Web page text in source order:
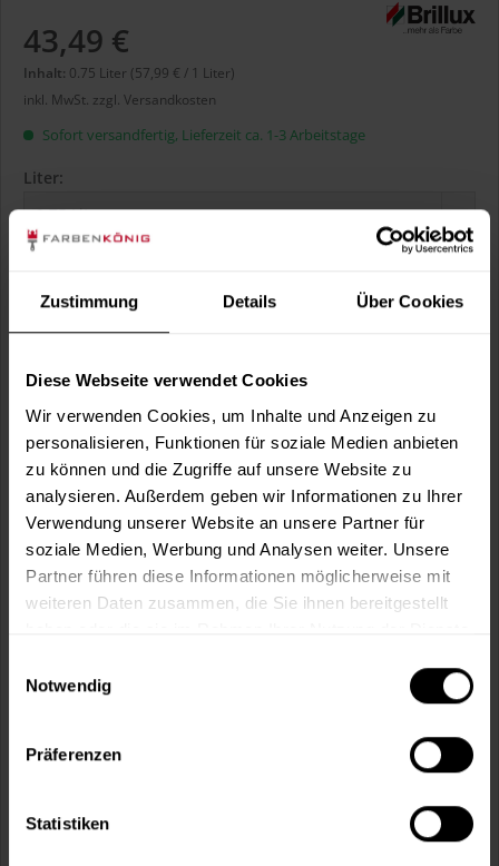
Zustimmung Details Über Cookies
Diese Webseite verwendet Cookies
Wir verwenden Cookies, um Inhalte und Anzeigen zu
personalisieren, Funktionen für soziale Medien anbieten
zu können und die Zugriffe auf unsere Website zu
analysieren. Außerdem geben wir Informationen zu Ihrer
Verwendung unserer Website an unsere Partner für
soziale Medien, Werbung und Analysen weiter. Unsere
Partner führen diese Informationen möglicherweise mit
weiteren Daten zusammen, die Sie ihnen bereitgestellt
Notwendig
Präferenzen
Statistiken
43,49 €
Inhalt: 0.75 Liter (57,99 € / 1 Liter)
inkl. MwSt. zzgl. Versandkosten
Sofort versandfertig, Lieferzeit ca. 1-3 Arbeitstage
Liter:
Wie viele m² wollen Sie bearbeiten?
m²
In den Warenkorb
Merken Fragen zum Artikel?
Artikel-Nr.: BX0510KALKWEISS
Vorteile